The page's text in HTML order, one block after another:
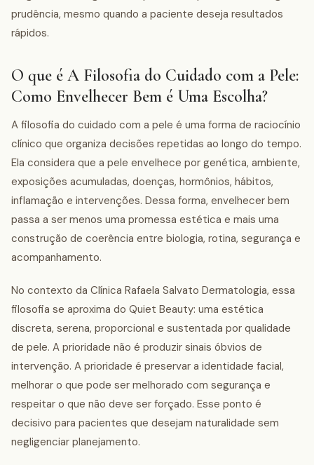
prudência, mesmo quando a paciente deseja resultados
rápidos.
O que é A Filosofia do Cuidado com a Pele:
Como Envelhecer Bem é Uma Escolha?
A filosofia do cuidado com a pele é uma forma de raciocínio
clínico que organiza decisões repetidas ao longo do tempo.
Ela considera que a pele envelhece por genética, ambiente,
exposições acumuladas, doenças, hormônios, hábitos,
inflamação e intervenções. Dessa forma, envelhecer bem
passa a ser menos uma promessa estética e mais uma
construção de coerência entre biologia, rotina, segurança e
acompanhamento.
No contexto da Clínica Rafaela Salvato Dermatologia, essa
filosofia se aproxima do Quiet Beauty: uma estética
discreta, serena, proporcional e sustentada por qualidade
de pele. A prioridade não é produzir sinais óbvios de
intervenção. A prioridade é preservar a identidade facial,
melhorar o que pode ser melhorado com segurança e
respeitar o que não deve ser forçado. Esse ponto é
decisivo para pacientes que desejam naturalidade sem
negligenciar planejamento.